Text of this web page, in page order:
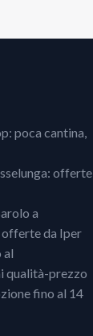
poca cantina,
offerte
a
offerte da Iper
al
qualità-prezzo
fino al 14